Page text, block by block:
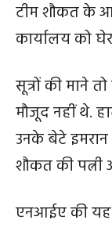
टीम शौकत के
कार्यालय को
सूत्रों की माने
मौजूद नहीं थे.
उनके बेटे
शौकत की पत्नी
एनआईए की यह